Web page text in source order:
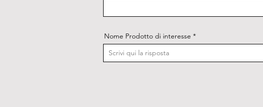
Nome Prodotto di interesse